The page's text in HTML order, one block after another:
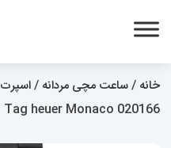
خانه /ساعت مچی مردانه /اسپرت
Tag heuer Monaco 020166